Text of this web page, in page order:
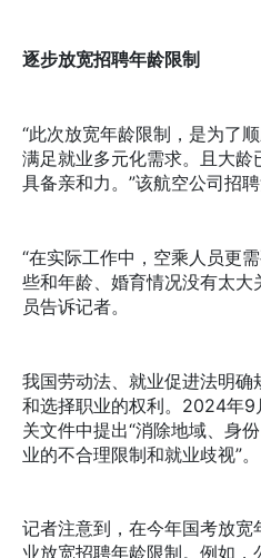
逐步放宽招聘年龄限制
“此次放宽年龄限制，是为了
满足就业多元化需求。且大
具备亲和力。”该航空公司招聘
“在实际工作中，空乘人员更
些和年龄、婚育情况没有太大
员告诉记者。
我国劳动法、就业促进法明
和选择职业的权利。2024年9
关文件中提出“消除地域、身
业的不合理限制和就业歧视”。
记者注意到，在今年国考放
业放宽招聘年龄限制。例如